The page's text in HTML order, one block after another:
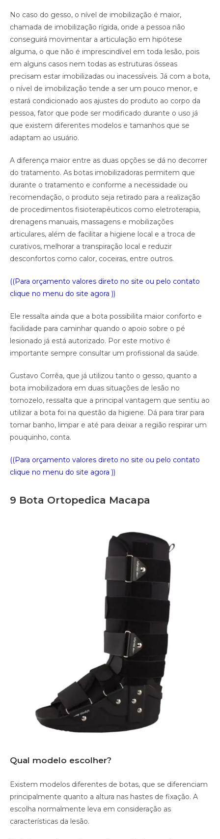
No caso do gesso, o nível de imobilização é maior,
chamada de imobilização rígida, onde a pessoa não
conseguirá movimentar a articulação em hipótese
alguma, o que não é imprescindível em toda lesão, pois
em alguns casos nem todas as estruturas ósseas
precisam estar imobilizadas ou inacessíveis. Já com a bota,
o nível de imobilização tende a ser um pouco menor, e
estará condicionado aos ajustes do produto ao corpo da
pessoa, fator que pode ser modificado durante o uso já
que existem diferentes modelos e tamanhos que se
adaptam ao usuário.
A diferença maior entre as duas opções se dá no decorrer
do tratamento. As botas imobilizadoras permitem que
durante o tratamento e conforme a necessidade ou
recomendação, o produto seja retirado para a realização
de procedimentos fisioterapêuticos como eletroterapia,
drenagens manuais, massagens e mobilizações
articulares, além de facilitar a higiene local e a troca de
curativos, melhorar a transpiração local e reduzir
desconfortos como calor, coceiras, entre outros.
((Para orçamento valores direto no site ou pelo contato
clique no menu do site agora ))
Ele ressalta ainda que a bota possibilita maior conforto e
facilidade para caminhar quando o apoio sobre o pé
lesionado já está autorizado. Por este motivo é
importante sempre consultar um profissional da saúde.
Gustavo Corrêa, que já utilizou tanto o gesso, quanto a
bota imobilizadora em duas situações de lesão no
tornozelo, ressalta que a principal vantagem que sentiu ao
utilizar a bota foi na questão da higiene. Dá para tirar para
tomar banho, limpar e até para deixar a região respirar um
pouquinho, conta.
((Para orçamento valores direto no site ou pelo contato
clique no menu do site agora ))
9 Bota Ortopedica Macapa
Qual modelo escolher?
Existem modelos diferentes de botas, que se diferenciam
principalmente quanto a altura nas hastes de fixação. A
escolha normalmente leva em consideração as
características da lesão.